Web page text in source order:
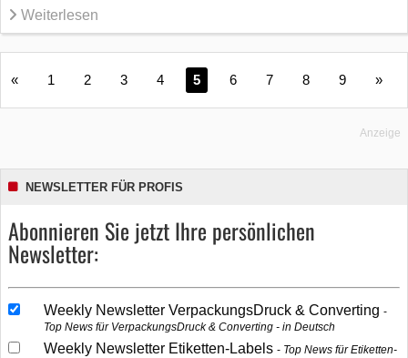
Weiterlesen
« 1 2 3 4 5 6 7 8 9 »
Anzeige
NEWSLETTER FÜR PROFIS
Abonnieren Sie jetzt Ihre persönlichen
Newsletter:
Weekly Newsletter VerpackungsDruck & Converting
Top News für VerpackungsDruck & Converting - in Deutsch
Weekly Newsletter Etiketten-Labels
Top News für Etiketten-